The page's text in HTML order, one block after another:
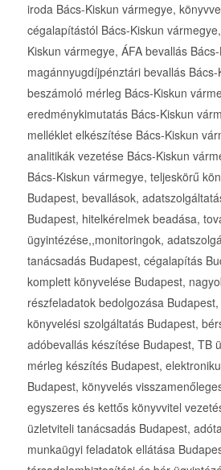
iroda Bács-Kiskun vármegye,
cégalapítástól Bács-Kiskun
Kiskun vármegye, ÁFA bevallás
magánnyugdíjpénztári bevallás
beszámoló mérleg Bács-Kiskun
eredménykimutatás Bács-Kiskun
melléklet elkészítése Bács-Kiskun
analitikák vezetése Bács-Kiskun
Bács-Kiskun vármegye, teljeskörű
Budapest, bevallások,
Budapest, hitelkérelmek beadása,
ügyintézése,,monitoringok,
tanácsadás Budapest, cégalapítás
komplett könyvelése Budapest,
részfeladatok bedolgozása
könyvelési szolgáltatás Budapest,
adóbevallás készítése Budapest, TB
mérleg készítés Budapest,
Budapest, könyvelés
egyszeres és kettős könyvvitel
üzletviteli tanácsadás Budapest,
munkaügyi feladatok ellátása